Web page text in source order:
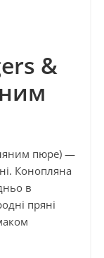
&
пюре) —
Конопляна
в
пряні